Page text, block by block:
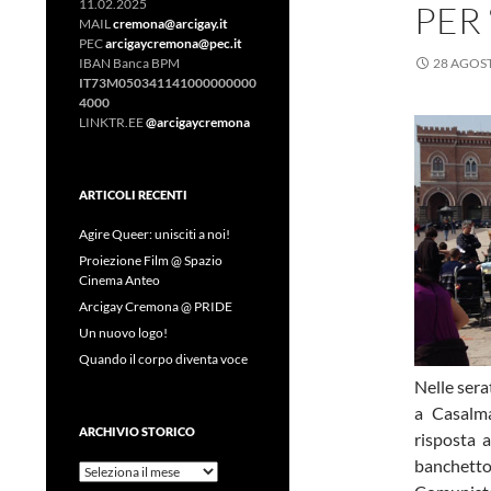
28
Nelle
a
risposta
11.02.2025
MAILcremona@arcigay.it
PECarcigaycremona@pec.it
IBAN Banca BPM
IT73M050341141000000000
4000
LINKTR.EE@arcigaycremona
ARTICOLI RECENTI
Agire Queer: unisciti a noi!
Proiezione Film @ Spazio
Cinema Anteo
Arcigay Cremona @ PRIDE
Un nuovo logo!
Quando il corpo diventa voce
ARCHIVIO STORICO
Archivio